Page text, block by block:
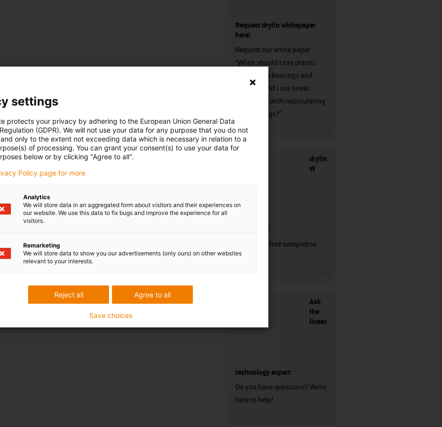
Request drylin whitepaper
here!
Request our white paper
“When should I use plastic
linear plain bearings and
when should I use linear
guideways with recirculating
ball bearings?”
drylin
W
samplebox
Order your free samplebox
here!
Ask
the
linear
technology expert
Do you have questions? We're
here to help!
settings
protects your privacy by adhering to the European Union General Data
(GDPR). We will not use your data for any purpose that you do not
only to the extent not exceeding data which is necessary in relation to a
of processing. You can grant your consent(s) to use your data for
below or by clicking "Agree to all".
Policy page for more
Analytics
We will store data in an aggregated form about visitors and their experiences on
our website. We use this data to fix bugs and improve the experience for all
visitors.
Remarketing
We will store data to show you our advertisements (only ours) on other websites
relevant to your interests.
Agree to all
Reject all
Save choices